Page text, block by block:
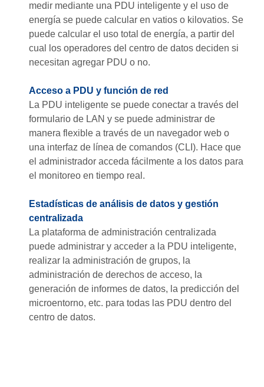
medir mediante una PDU inteligente y el uso de
energía se puede calcular en vatios o kilovatios. Se
puede calcular el uso total de energía, a partir del
cual los operadores del centro de datos deciden si
necesitan agregar PDU o no.
Acceso a PDU y función de red
La PDU inteligente se puede conectar a través del
formulario de LAN y se puede administrar de
manera flexible a través de un navegador web o
una interfaz de línea de comandos (CLI). Hace que
el administrador acceda fácilmente a los datos para
el monitoreo en tiempo real.
Estadísticas de análisis de datos y gestión
centralizada
La plataforma de administración centralizada
puede administrar y acceder a la PDU inteligente,
realizar la administración de grupos, la
administración de derechos de acceso, la
generación de informes de datos, la predicción del
microentorno, etc. para todas las PDU dentro del
centro de datos.